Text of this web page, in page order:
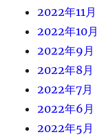
2022年11月
2022年10月
2022年9月
2022年8月
2022年7月
2022年6月
2022年5月